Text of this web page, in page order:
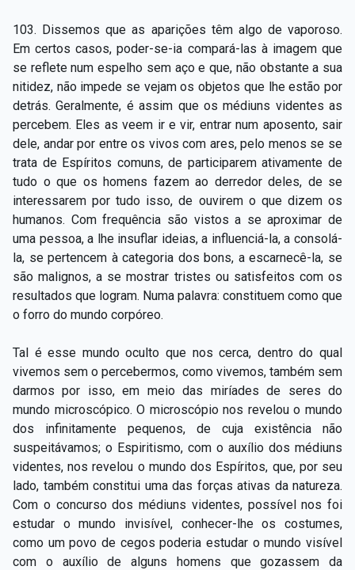
103. Dissemos que as aparições têm algo de vaporoso.
Em certos casos, poder-se-ia compará-las à imagem que
se reflete num espelho sem aço e que, não obstante a sua
nitidez, não impede se vejam os objetos que lhe estão por
detrás. Geralmente, é assim que os médiuns videntes as
percebem. Eles as veem ir e vir, entrar num aposento, sair
dele, andar por entre os vivos com ares, pelo menos se se
trata de Espíritos comuns, de participarem ativamente de
tudo o que os homens fazem ao derredor deles, de se
interessarem por tudo isso, de ouvirem o que dizem os
humanos. Com frequência são vistos a se aproximar de
uma pessoa, a lhe insuflar ideias, a influenciá-la, a consolá-
la, se pertencem à categoria dos bons, a escarnecê-la, se
são malignos, a se mostrar tristes ou satisfeitos com os
resultados que logram. Numa palavra: constituem como que
o forro do mundo corpóreo.
Tal é esse mundo oculto que nos cerca, dentro do qual
vivemos sem o percebermos, como vivemos, também sem
darmos por isso, em meio das miríades de seres do
mundo microscópico. O microscópio nos revelou o mundo
dos infinitamente pequenos, de cuja existência não
suspeitávamos; o Espiritismo, com o auxílio dos médiuns
videntes, nos revelou o mundo dos Espíritos, que, por seu
lado, também constitui uma das forças ativas da natureza.
Com o concurso dos médiuns videntes, possível nos foi
estudar o mundo invisível, conhecer-lhe os costumes,
como um povo de cegos poderia estudar o mundo visível
com o auxílio de alguns homens que gozassem da